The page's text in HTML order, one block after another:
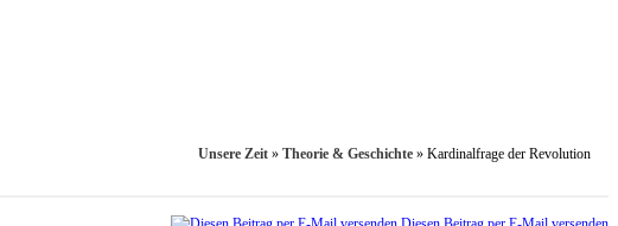
Unsere Zeit » Theorie & Geschichte » Kardinalfrage der Revolution